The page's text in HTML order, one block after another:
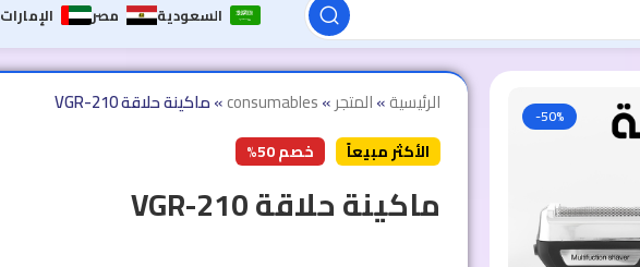
السعودية مصر الإمارات
-50% الرئيسية»المتجر»
consumables
»ماكينة حلاقة VGR-210
الأكثر مبيعاً خصم 50%
ماكينة حلاقة VGR-210